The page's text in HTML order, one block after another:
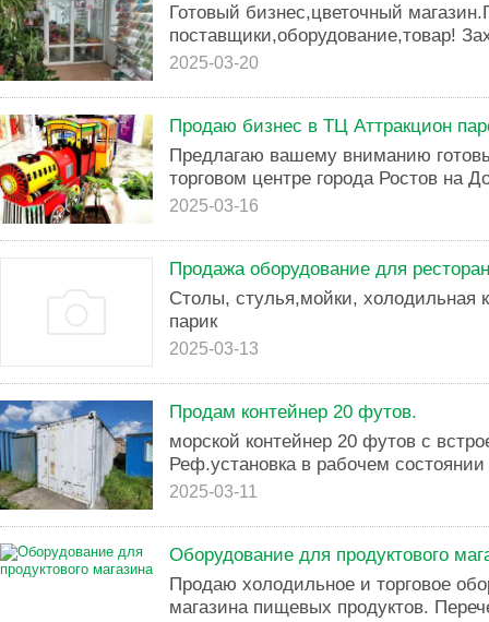
Готовый бизнес,цветочный
поставщики,оборудование,товар!
2025-03-20
Продаю бизнес в ТЦ Аттракцион
Предлагаю вашему вниманию
торговом центре города Ростов на
2025-03-16
Продажа оборудование для
Столы, стулья,мойки, холодильная
парик
2025-03-13
Продам контейнер 20 футов.
морской контейнер 20 футов с
Реф.установка в рабочем состоянии
2025-03-11
Оборудование для продуктового
Продаю холодильное и торговое
магазина пищевых продуктов.